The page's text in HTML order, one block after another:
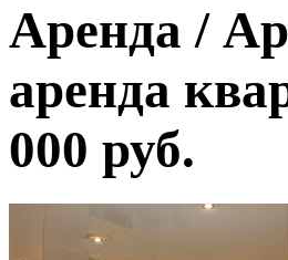
Аренда /
аренда
000 руб.